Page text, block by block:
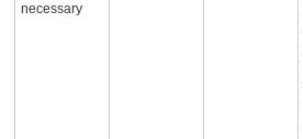
necessary